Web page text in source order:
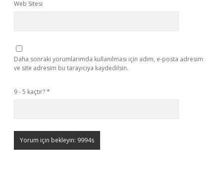
Web Sitesi
Daha sonraki yorumlarımda kullanılması için adım, e-posta adresim
ve site adresim bu tarayıcıya kaydedilsin.
9 - 5 kaçtır?*